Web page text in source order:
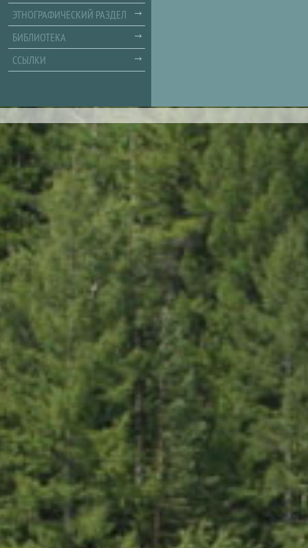
ЭТНОГРАФИЧЕСКИЙ РАЗДЕЛ
БИБЛИОТЕКА
ССЫЛКИ